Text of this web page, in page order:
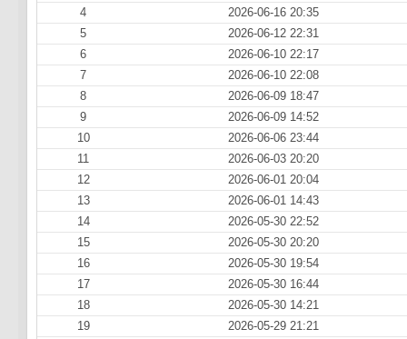
4
2026-06-16 20:35
5
2026-06-12 22:31
6
2026-06-10 22:17
7
2026-06-10 22:08
8
2026-06-09 18:47
9
2026-06-09 14:52
10
2026-06-06 23:44
11
2026-06-03 20:20
12
2026-06-01 20:04
13
2026-06-01 14:43
14
2026-05-30 22:52
15
2026-05-30 20:20
16
2026-05-30 19:54
17
2026-05-30 16:44
18
2026-05-30 14:21
19
2026-05-29 21:21